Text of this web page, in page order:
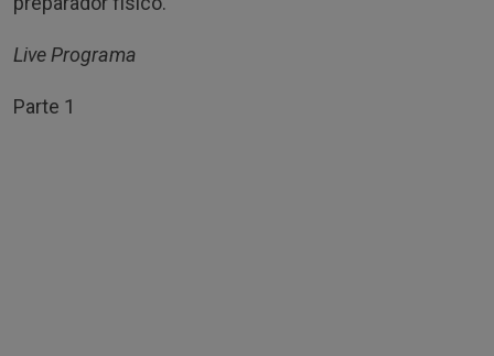
Live Programa
Parte 1